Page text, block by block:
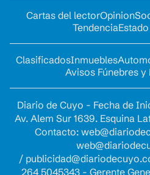
Cartas del lectorOpinion
Tendencia
ClasificadosInmuebles
Avisos Fúnebres y
Diario de Cuyo - Fecha de
Av. Alem Sur 1639. Esquina
Contacto:
/
264 5045343 - Gerente